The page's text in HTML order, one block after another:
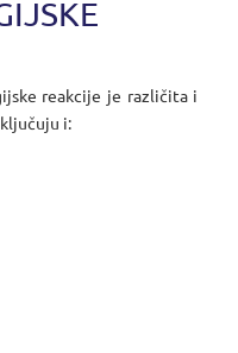
reakcije je različita i
i: